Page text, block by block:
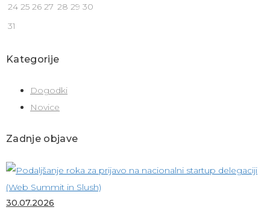
24 25 26 27 28 29 30
31
Kategorije
Dogodki
Novice
Zadnje objave
30.07.2026